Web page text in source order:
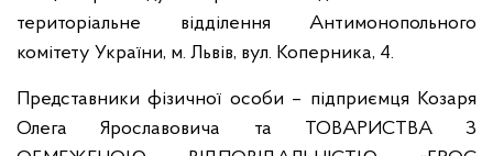
територіальне відділення Антимонопольного
комітету України, м. Львів, вул. Коперника, 4.
Представники фізичної особи – підприємця Козаря
Олега Ярославовича та ТОВАРИСТВА З